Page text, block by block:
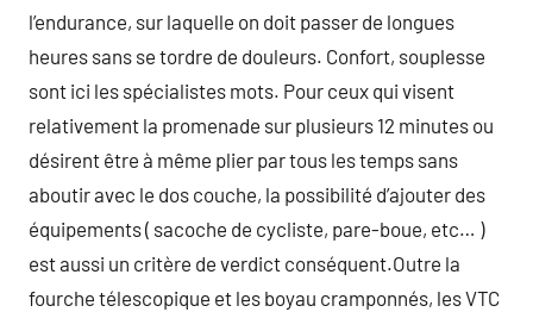
l’endurance, sur laquelle on doit passer de longues
heures sans se tordre de douleurs. Confort, souplesse
sont ici les spécialistes mots. Pour ceux qui visent
relativement la promenade sur plusieurs 12 minutes ou
désirent être à même plier par tous les temps sans
aboutir avec le dos couche, la possibilité d’ajouter des
équipements ( sacoche de cycliste, pare-boue, etc… )
est aussi un critère de verdict conséquent.Outre la
fourche télescopique et les boyau cramponnés, les VTC